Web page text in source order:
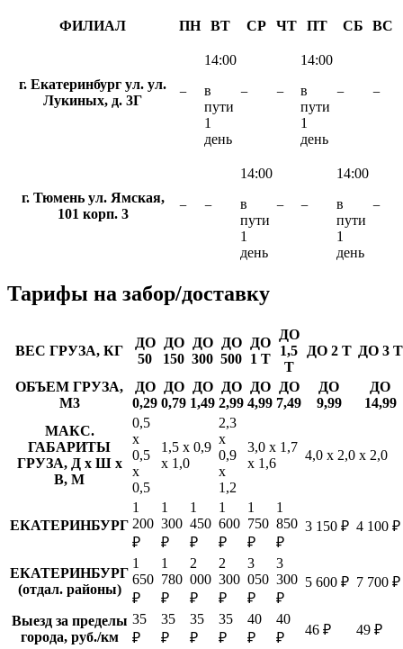
ФИЛИАЛ ПН ВТ СР ЧТ ПТ СБ ВС
г. Екатеринбург ул. ул.
Лукиных, д. 3Г
−
14:00
в
пути
1
день
− −
14:00
в
пути
1
день
− −
г. Тюмень ул. Ямская,
101 корп. 3
− −
14:00
в
пути
1
день
− −
14:00
в
пути
1
день
−
Тарифы на забор/доставку
ВЕС ГРУЗА, КГ
ДО
50
ДО
150
ДО
300
ДО
500
ДО
1 Т
ДО
1,5
Т
ДО 2 Т ДО 3 Т
ОБЪЕМ ГРУЗА,
М3
ДО
0,29
ДО
0,79
ДО
1,49
ДО
2,99
ДО
4,99
ДО
7,49
ДО
9,99
ДО
14,99
МАКС.
ГАБАРИТЫ
ГРУЗА, Д х Ш х
В, М
0,5
х
0,5
х
0,5
1,5 х 0,9
х 1,0
2,3
х
0,9
х
1,2
3,0 х 1,7
х 1,6
4,0 х 2,0 х 2,0
ЕКАТЕРИНБУРГ
1
200
₽
1
300
₽
1
450
₽
1
600
₽
1
750
₽
1
850
₽
3 150 ₽ 4 100 ₽
ЕКАТЕРИНБУРГ
(отдал. районы)
1
650
₽
1
780
₽
2
000
₽
2
300
₽
3
050
₽
3
300
₽
5 600 ₽ 7 700 ₽
Выезд за пределы
города, руб./км
35
₽
35
₽
35
₽
35
₽
40
₽
40
₽
46 ₽ 49 ₽